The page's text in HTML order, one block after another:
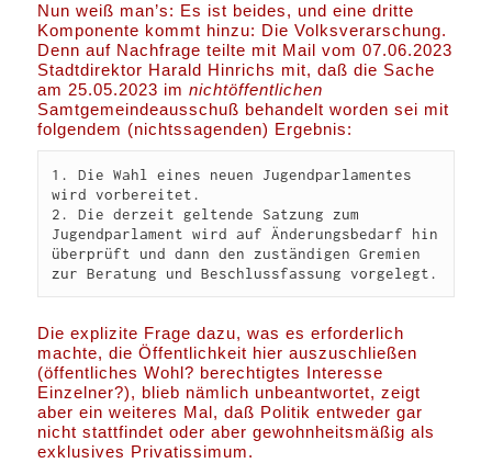
Nun weiß man’s: Es ist beides, und eine dritte
Komponente kommt hinzu: Die Volksverarschung.
Denn auf Nachfrage teilte mit Mail vom 07.06.2023
Stadtdirektor Harald Hinrichs mit, daß die Sache
am 25.05.2023 imnichtöffentlichen
Samtgemeindeausschuß behandelt worden sei mit
folgendem (nichtssagenden) Ergebnis:
1. Die Wahl eines neuen Jugendparlamentes
wird vorbereitet.
2. Die derzeit geltende Satzung zum
Jugendparlament wird auf Änderungsbedarf hin
überprüft und dann den zuständigen Gremien
zur Beratung und Beschlussfassung vorgelegt.
Die explizite Frage dazu, was es erforderlich
machte, die Öffentlichkeit hier auszuschließen
(öffentliches Wohl? berechtigtes Interesse
Einzelner?), blieb nämlich unbeantwortet, zeigt
aber ein weiteres Mal, daß Politik entweder gar
nicht stattfindet oder aber gewohnheitsmäßig als
exklusives Privatissimum.